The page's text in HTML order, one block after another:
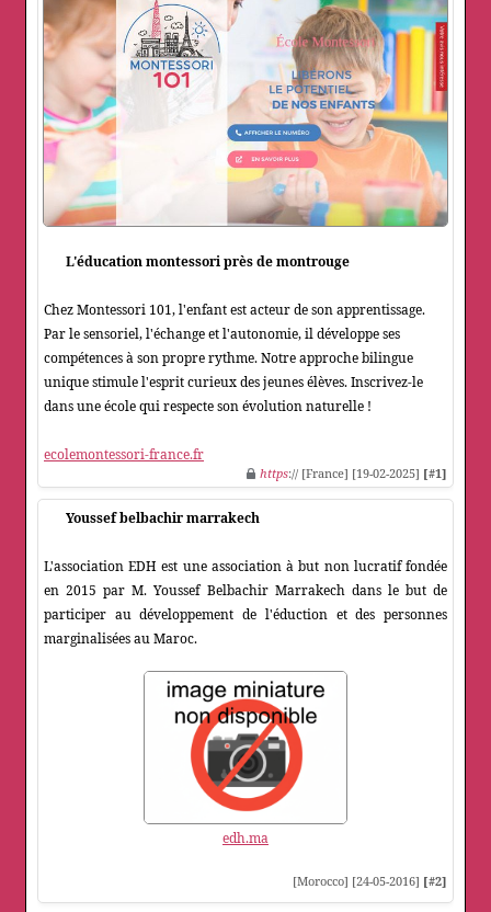
L'éducation montessori près de montrouge
Chez Montessori 101, l'enfant est acteur de son apprentissage.
Par le sensoriel, l'échange et l'autonomie, il développe ses
compétences à son propre rythme. Notre approche bilingue
unique stimule l'esprit curieux des jeunes élèves. Inscrivez-le
dans une école qui respecte son évolution naturelle !
ecolemontessori-france.fr
https:// [France] [19-02-2025] [#1]
Youssef belbachir marrakech
L'association EDH est une association à but non lucratif fondée
en 2015 par M. Youssef Belbachir Marrakech dans le but de
participer au développement de l'éduction et des personnes
marginalisées au Maroc.
edh.ma
[Morocco] [24-05-2016] [#2]